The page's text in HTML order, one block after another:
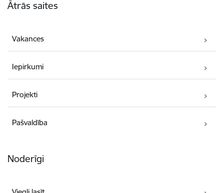
Ātrās saites
Vakances
Iepirkumi
Projekti
Pašvaldība
Noderīgi